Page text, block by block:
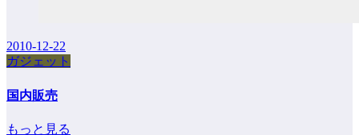
2010-12-22
ガジェット
国内販売
もっと見る